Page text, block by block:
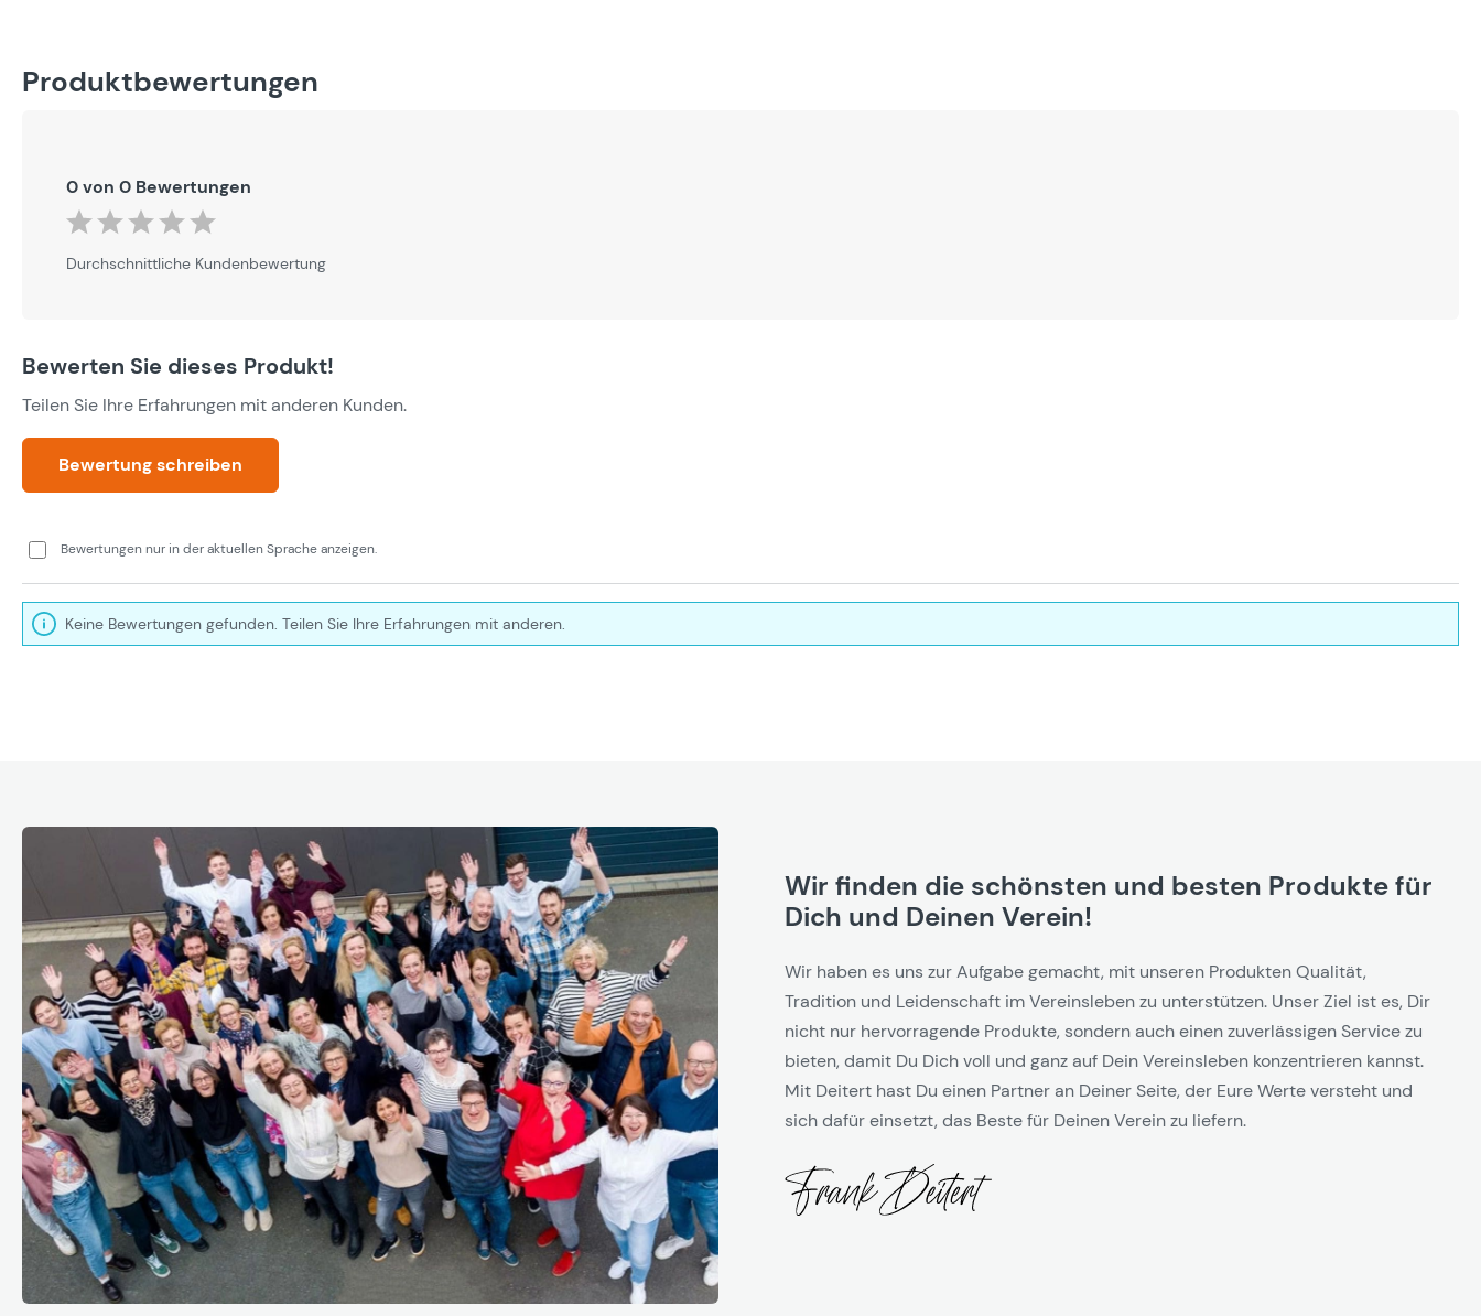
Produktbewertungen
0 von 0 Bewertungen
Durchschnittliche Bewertung von 0 von 5 Sternen
Durchschnittliche Kundenbewertung
Bewerten Sie dieses Produkt!
Teilen Sie Ihre Erfahrungen mit anderen Kunden.
Bewertung schreiben
Bewertungen nur in der aktuellen Sprache anzeigen.
Keine Bewertungen gefunden. Teilen Sie Ihre Erfahrungen mit anderen.
Wir finden die schönsten und besten Produkte für
Dich und Deinen Verein!
Wir haben es uns zur Aufgabe gemacht, mit unseren Produkten Qualität,
Tradition und Leidenschaft im Vereinsleben zu unterstützen. Unser Ziel ist es, Dir
nicht nur hervorragende Produkte, sondern auch einen zuverlässigen Service zu
bieten, damit Du Dich voll und ganz auf Dein Vereinsleben konzentrieren kannst.
Mit Deitert hast Du einen Partner an Deiner Seite, der Eure Werte versteht und
sich dafür einsetzt, das Beste für Deinen Verein zu liefern.